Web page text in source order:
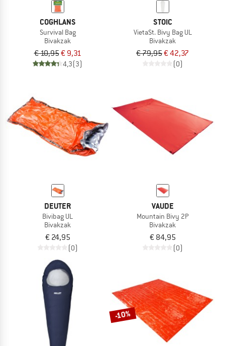
COGHLANS
Survival Bag
Bivakzak
€ 10,95€ 9,31
4,3(3)
STOIC
VietaSt. Bivy Bag UL
Bivakzak
€ 79,95€ 42,37
(0)
DEUTER
Bivibag UL
Bivakzak
€ 24,95
(0)
VAUDE
Mountain Bivy 2P
Bivakzak
€ 84,95
(0)
-10%